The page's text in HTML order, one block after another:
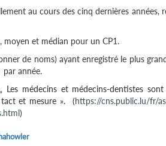
au cours des cinq dernières années,
moyen et médian pour un CP1.
de noms) ayant enregistré le plus
par année.
Les médecins et médecins-dentistes
tact et mesure ». (https://cns.public.lu/fr/
)